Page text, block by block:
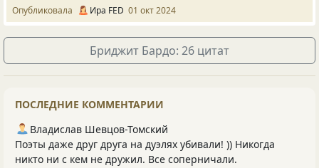
Опубликовала Ира FED 01 окт 2024
Бриджит Бардо: 26 цитат
ПОСЛЕДНИЕ КОММЕНТАРИИ
Владислав Шевцов-Томский
Поэты даже друг друга на дуэлях убивали! )) Никогда
никто ни с кем не дружил. Все соперничали.